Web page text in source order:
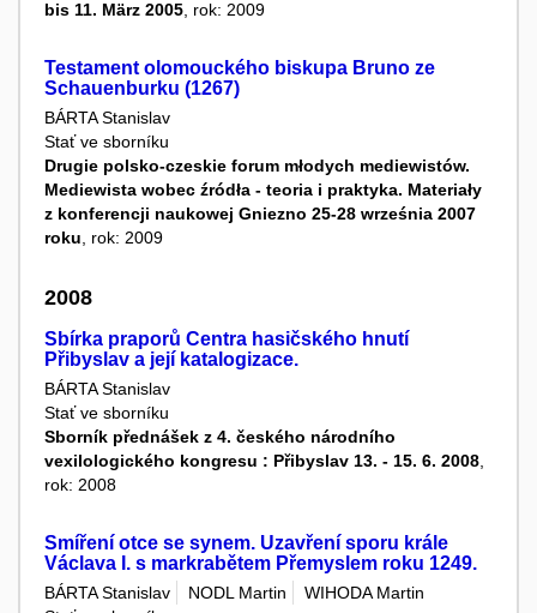
bis 11. März 2005 , rok: 2009
Testament olomouckého biskupa Bruno ze
Schauenburku (1267)
BÁRTA Stanislav
Stať ve sborníku
Drugie polsko-czeskie forum młodych mediewistów.
Mediewista wobec źródła - teoria i praktyka. Materiały
z konferencji naukowej Gniezno 25-28 września 2007
roku, rok: 2009
2008
Sbírka praporů Centra hasičského hnutí
Přibyslav a její katalogizace.
BÁRTA Stanislav
Stať ve sborníku
Sborník přednášek z 4. českého národního
vexilologického kongresu : Přibyslav 13. - 15. 6. 2008
rok: 2008
Smíření otce se synem. Uzavření sporu krále
Václava I. s markrabětem Přemyslem roku 1249.
BÁRTA Stanislav NODL Martin
WIHODA Martin